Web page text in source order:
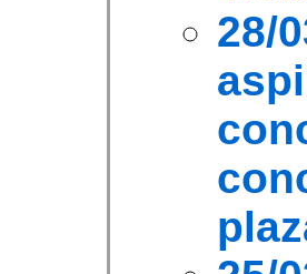
28/